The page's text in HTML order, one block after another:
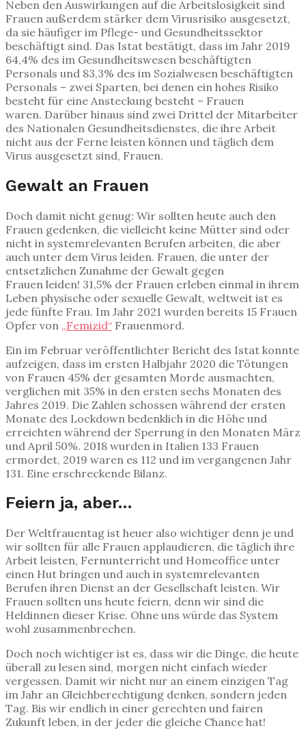
Neben den Auswirkungen auf die Arbeitslosigkeit sind
Frauen außerdem stärker dem Virusrisiko ausgesetzt,
da sie häufiger im Pflege- und Gesundheitssektor
beschäftigt sind. Das Istat bestätigt, dass im Jahr 2019
64,4% des im Gesundheitswesen beschäftigten
Personals und 83,3% des im Sozialwesen beschäftigten
Personals – zwei Sparten, bei denen ein hohes Risiko
besteht für eine Ansteckung besteht – Frauen
waren. Darüber hinaus sind zwei Drittel der Mitarbeiter
des Nationalen Gesundheitsdienstes, die ihre Arbeit
nicht aus der Ferne leisten können und täglich dem
Virus ausgesetzt sind, Frauen.
Gewalt an Frauen
Doch damit nicht genug: Wir sollten heute auch den
Frauen gedenken, die vielleicht keine Mütter sind oder
nicht in systemrelevanten Berufen arbeiten, die aber
auch unter dem Virus leiden. Frauen, die unter der
entsetzlichen Zunahme der Gewalt gegen
Frauen leiden! 31,5% der Frauen erleben einmal in ihrem
Leben physische oder sexuelle Gewalt, weltweit ist es
jede fünfte Frau. Im Jahr 2021 wurden bereits 15 Frauen
Opfer von „Femizid“ Frauenmord.
Ein im Februar veröffentlichter Bericht des Istat konnte
aufzeigen, dass im ersten Halbjahr 2020 die Tötungen
von Frauen 45% der gesamten Morde ausmachten,
verglichen mit 35% in den ersten sechs Monaten des
Jahres 2019. Die Zahlen schossen während der ersten
Monate des Lockdown bedenklich in die Höhe und
erreichten während der Sperrung in den Monaten März
und April 50%. 2018 wurden in Italien 133 Frauen
ermordet, 2019 waren es 112 und im vergangenen Jahr
131. Eine erschreckende Bilanz.
Feiern ja, aber…
Der Weltfrauentag ist heuer also wichtiger denn je und
wir sollten für alle Frauen applaudieren, die täglich ihre
Arbeit leisten, Fernunterricht und Homeoffice unter
einen Hut bringen und auch in systemrelevanten
Berufen ihren Dienst an der Gesellschaft leisten. Wir
Frauen sollten uns heute feiern, denn wir sind die
Heldinnen dieser Krise. Ohne uns würde das System
wohl zusammenbrechen.
Doch noch wichtiger ist es, dass wir die Dinge, die heute
überall zu lesen sind, morgen nicht einfach wieder
vergessen. Damit wir nicht nur an einem einzigen Tag
im Jahr an Gleichberechtigung denken, sondern jeden
Tag. Bis wir endlich in einer gerechten und fairen
Zukunft leben, in der jeder die gleiche Chance hat!